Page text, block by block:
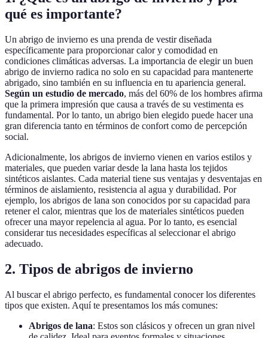
qué es importante?
Un abrigo de invierno es una prenda de vestir diseñada
específicamente para proporcionar calor y comodidad en
condiciones climáticas adversas. La importancia de elegir un buen
abrigo de invierno radica no solo en su capacidad para mantenerte
abrigado, sino también en su influencia en tu apariencia general.
Según un estudio de mercado, más del 60% de los hombres afirma
que la primera impresión que causa a través de su vestimenta es
fundamental. Por lo tanto, un abrigo bien elegido puede hacer una
gran diferencia tanto en términos de confort como de percepción
social.
Adicionalmente, los abrigos de invierno vienen en varios estilos y
materiales, que pueden variar desde la lana hasta los tejidos
sintéticos aislantes. Cada material tiene sus ventajas y desventajas en
términos de aislamiento, resistencia al agua y durabilidad. Por
ejemplo, los abrigos de lana son conocidos por su capacidad para
retener el calor, mientras que los de materiales sintéticos pueden
ofrecer una mayor repelencia al agua. Por lo tanto, es esencial
considerar tus necesidades específicas al seleccionar el abrigo
adecuado.
2. Tipos de abrigos de invierno
Al buscar el abrigo perfecto, es fundamental conocer los diferentes
tipos que existen. Aquí te presentamos los más comunes:
Abrigos de lana: Estos son clásicos y ofrecen un gran nivel